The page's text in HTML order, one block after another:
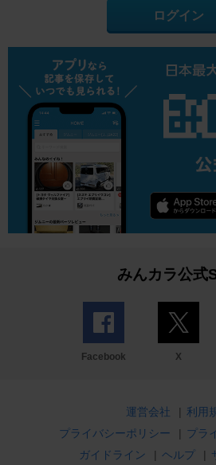
ログイン
みんカラ公式
Facebook X
運営会社 | 利用
プライバシーポリシー
| プラ
ガイドライン
| ヘルプ |